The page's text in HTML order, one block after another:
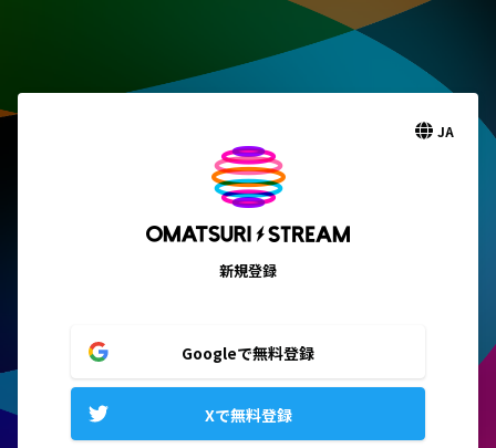
JA
新規登録
Googleで無料登録
Xで無料登録